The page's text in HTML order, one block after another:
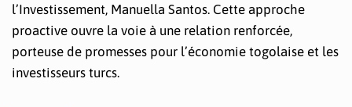
l’Investissement, Manuella Santos. Cette approche
proactive ouvre la voie à une relation renforcée,
porteuse de promesses pour l’économie togolaise et les
investisseurs turcs.